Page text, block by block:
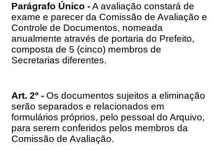
Parágrafo Único -A avaliação constará de
exame e parecer da Comissão de Avaliação e
Controle de Documentos, nomeada
anualmente através de portaria do Prefeito,
composta de 5 (cinco) membros de
Secretarias diferentes.
Art. 2º - Os documentos sujeitos a eliminação
serão separados e relacionados em
formulários próprios, pelo pessoal do Arquivo,
para serem conferidos pelos membros da
Comissão de Avaliação.